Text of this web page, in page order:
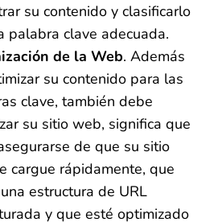
su contenido y clasificarlo
palabra clave adecuada.
de la Web. Además
su contenido para las
clave, también debe
su sitio web, significa que
de que su sitio
cargue rápidamente, que
estructura de URL
y que esté optimizado